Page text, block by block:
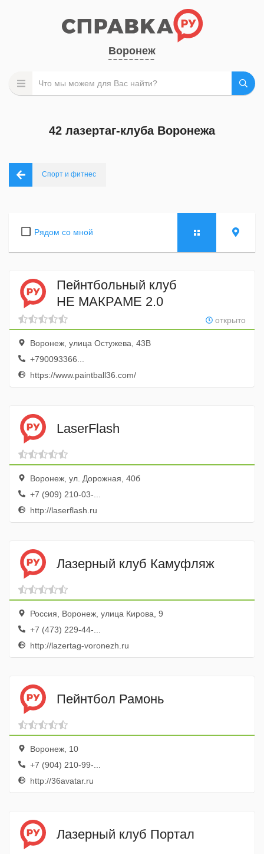
Воронеж
42 лазертаг-клуба Воронежа
Спорт и фитнес
Рядом со мной
Пейнтбольный клуб
НЕ МАКРАМЕ 2.0
открыто
Воронеж, улица Остужева, 43В
+790093366...
https://www.paintball36.com/
LaserFlash
Воронеж, ул. Дорожная, 40б
+7 (909) 210-03-...
http://laserflash.ru
Лазерный клуб Камуфляж
Россия, Воронеж, улица Кирова, 9
+7 (473) 229-44-...
http://lazertag-voronezh.ru
Пейнтбол Рамонь
Воронеж, 10
+7 (904) 210-99-...
http://36avatar.ru
Лазерный клуб Портал